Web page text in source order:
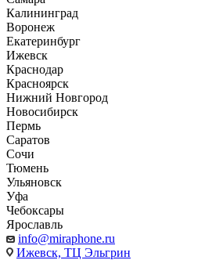
Калининград
Воронеж
Екатеринбург
Ижевск
Краснодар
Красноярск
Нижний Новгород
Новосибирск
Пермь
Саратов
Сочи
Тюмень
Ульяновск
Уфа
Чебоксары
Ярославль
info@miraphone.ru
Ижевск, ТЦ Эльгрин